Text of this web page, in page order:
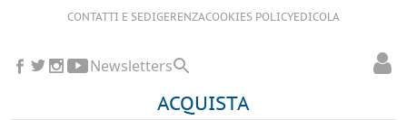
CONTATTI E SEDIGERENZACOOKIES POLICYEDICOLA
ACQUISTA
Newsletters